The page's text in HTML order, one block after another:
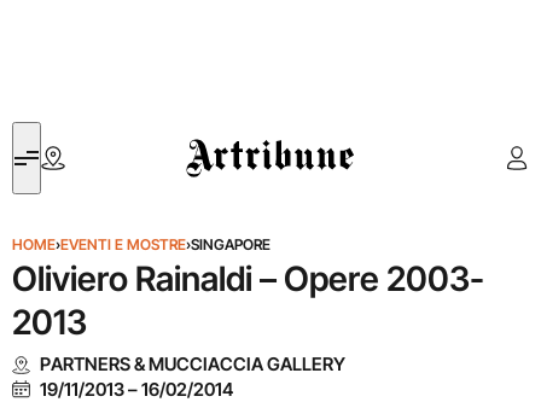
Artribune
HOME›EVENTI E MOSTRE›SINGAPORE
Oliviero Rainaldi – Opere 2003-
2013
PARTNERS & MUCCIACCIA GALLERY
19/11/2013–16/02/2014